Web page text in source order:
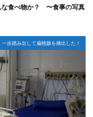
な食べ物か？ 〜食事の写真
一歩踏み出して扁桃腺を摘出した！